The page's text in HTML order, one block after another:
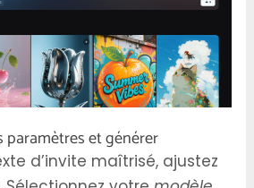
paramètres et générer
d’invite maîtrisé, ajustez